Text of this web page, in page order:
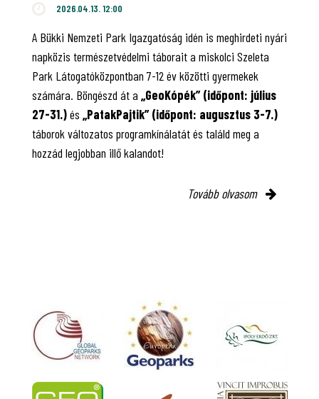
2026.04.13. 12:00
A Bükki Nemzeti Park Igazgatóság idén is meghirdeti nyári
napközis természetvédelmi táborait a miskolci Szeleta
Park Látogatóközpontban 7-12 év közötti gyermekek
számára. Böngészd át a „GeoKópék” (időpont: július
27-31.)és „PatakPajtik” (időpont: augusztus 3-7.)
táborok változatos programkínálatát és találd meg a
hozzád legjobban illő kalandot!
Tovább olvasom